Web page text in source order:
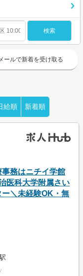
メールで新着を受け取る
給順 新着順
務はニチイ学館
医科大学附属さい
＼未経験OK・無